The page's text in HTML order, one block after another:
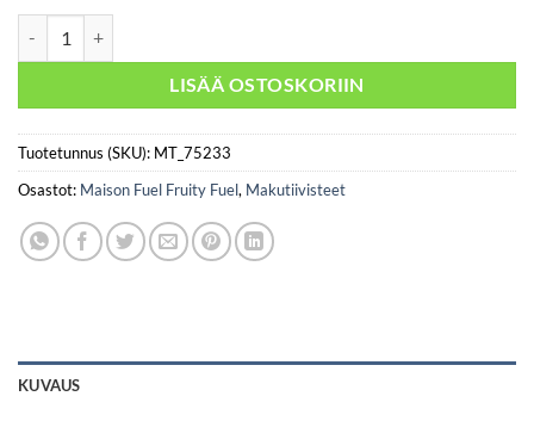
LISÄÄ OSTOSKORIIN
Tuotetunnus (SKU): MT_75233
Osastot: Maison Fuel Fruity Fuel, Makutiivisteet
KUVAUS